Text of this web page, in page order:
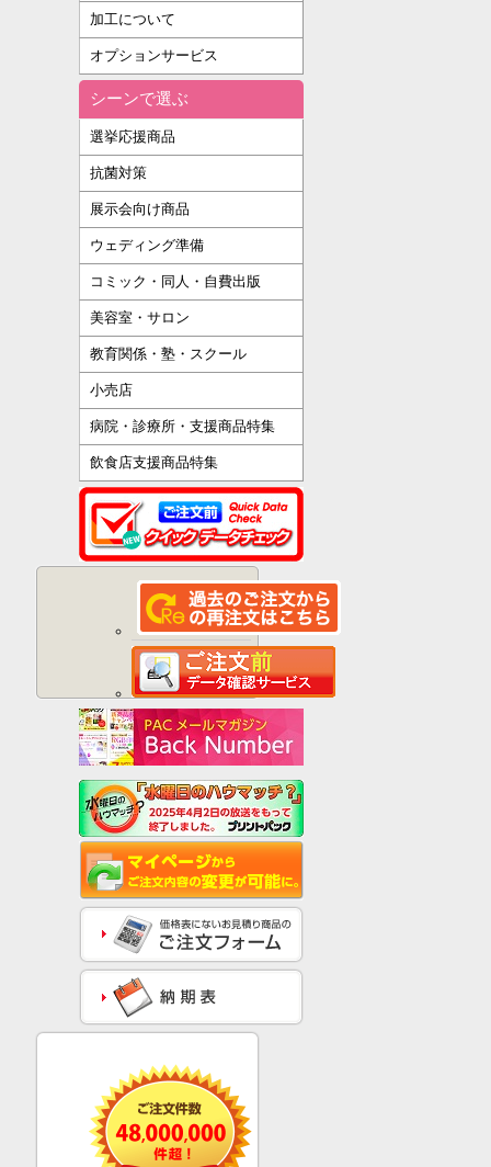
加工について
オプションサービス
シーンで選ぶ
選挙応援商品
抗菌対策
展示会向け商品
ウェディング準備
コミック・同人・自費出版
美容室・サロン
教育関係・塾・スクール
小売店
病院・診療所・支援商品特集
飲食店支援商品特集